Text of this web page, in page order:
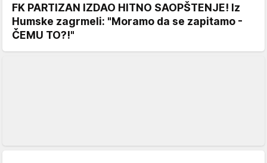
FK PARTIZAN IZDAO HITNO SAOPŠTENJE! Iz
Humske zagrmeli: "Moramo da se zapitamo -
ČEMU TO?!"